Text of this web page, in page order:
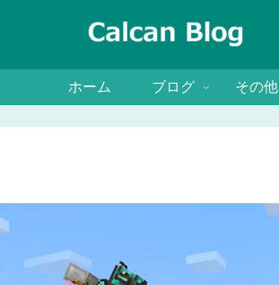
ホーム ブログ その他